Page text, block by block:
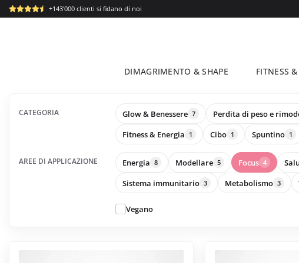
Salta
ai
+143'000 clienti si fidano di noi
DIMAGRIMENTO & SHAPE FITNESS
CATEGORIA Glow & Benessere 7 Perdita di peso e
Fitness & Energia 1 Cibo 1 Spuntino 1
AREE DI APPLICAZIONE Energia 8 Modellare 5 Focus 4
Sistema immunitario 3 Metabolismo 3
Vegano